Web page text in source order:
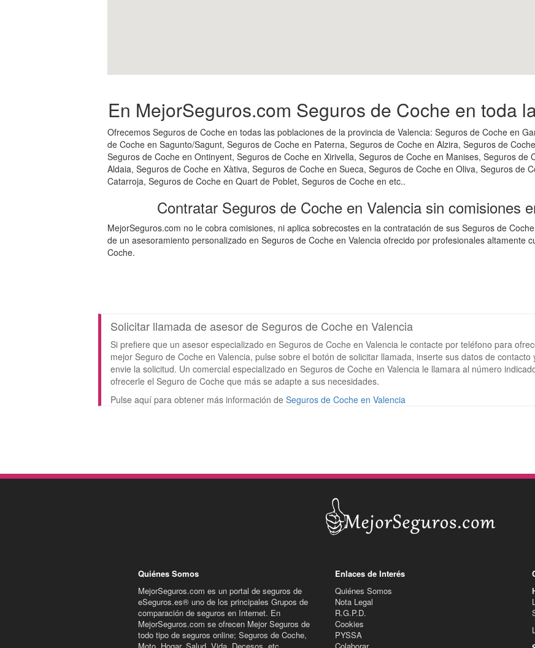
En MejorSeguros.com Seguros de Coche en toda
Ofrecemos Seguros de Coche en todas las poblaciones de la provincia de Valencia: Seguros de Coche en
de Coche en Sagunto/Sagunt, Seguros de Coche en Paterna, Seguros de Coche en Alzira, Seguros de
Seguros de Coche en Ontinyent, Seguros de Coche en Xirivella, Seguros de Coche en Manises, Seguros de
Aldaia, Seguros de Coche en Xàtiva, Seguros de Coche en Sueca, Seguros de Coche en Oliva, Seguros de
Catarroja, Seguros de Coche en Quart de Poblet, Seguros de Coche en etc..
Contratar Seguros de Coche en Valencia sin comisiones
MejorSeguros.com no le cobra comisiones, ni aplica sobrecostes en la contratación de sus Seguros de
de un asesoramiento personalizado en Seguros de Coche en Valencia ofrecido por profesionales altamente
Coche.
Solicitar llamada de asesor de Seguros de Coche en Valencia
Si prefiere que un asesor especializado en Seguros de Coche en Valencia le contacte por teléfono para
mejor Seguro de Coche en Valencia, pulse sobre el botón de solicitar llamada, inserte sus datos de contacto
envie la solicitud. Un comercial especializado en Seguros de Coche en Valencia le llamara al número
ofrecerle el Seguro de Coche que más se adapte a sus necesidades.
Pulse aquí para obtener más información de Seguros de Coche en Valencia
Quiénes Somos
MejorSeguros.com es un portal de seguros de
eSeguros.es® uno de los principales Grupos de
comparación de seguros en Internet. En
MejorSeguros.com se ofrecen Mejor Seguros de
todo tipo de seguros online; Seguros de Coche,
Enlaces de Interés
Quiénes Somos
Nota Legal
R.G.P.D.
Cookies
PYSSA